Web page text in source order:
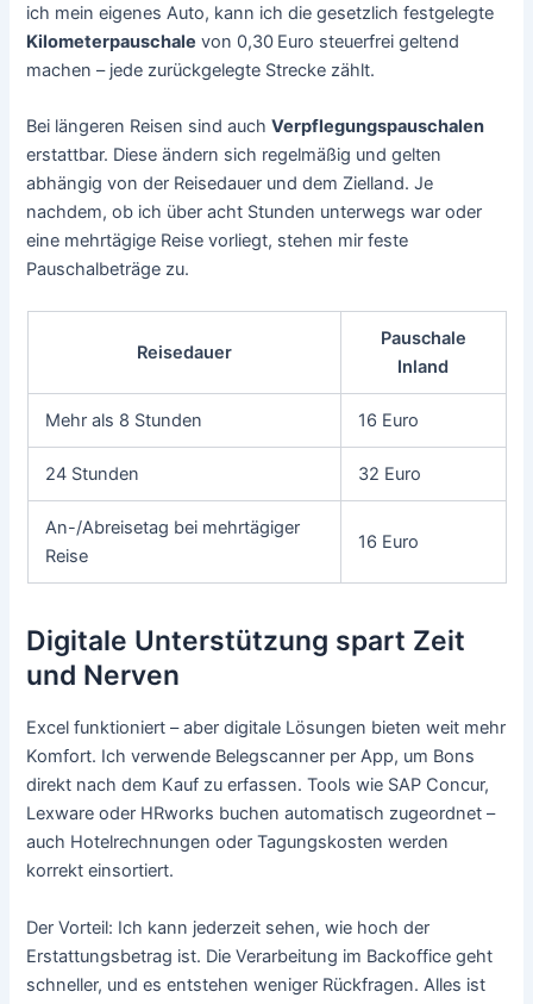
ich mein eigenes Auto, kann ich die gesetzlich festgelegte
Kilometerpauschale von 0,30 Euro steuerfrei geltend
machen – jede zurückgelegte Strecke zählt.
Bei längeren Reisen sind auchVerpflegungspauschalen
erstattbar. Diese ändern sich regelmäßig und gelten
abhängig von der Reisedauer und dem Zielland. Je
nachdem, ob ich über acht Stunden unterwegs war oder
eine mehrtägige Reise vorliegt, stehen mir feste
Pauschalbeträge zu.
Reisedauer
Pauschale
Inland
Mehr als 8 Stunden 16 Euro
24 Stunden 32 Euro
An-/Abreisetag bei mehrtägiger
Reise
16 Euro
Digitale Unterstützung spart Zeit
und Nerven
Excel funktioniert – aber digitale Lösungen bieten weit mehr
Komfort. Ich verwende Belegscanner per App, um Bons
direkt nach dem Kauf zu erfassen. Tools wie SAP Concur,
Lexware oder HRworks buchen automatisch zugeordnet –
auch Hotelrechnungen oder Tagungskosten werden
korrekt einsortiert.
Der Vorteil: Ich kann jederzeit sehen, wie hoch der
Erstattungsbetrag ist. Die Verarbeitung im Backoffice geht
schneller, und es entstehen weniger Rückfragen. Alles ist